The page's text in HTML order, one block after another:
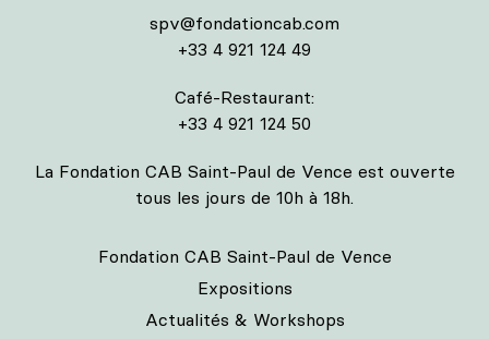
spv@fondationcab.com
+33 4 921 124 49
Café-Restaurant:
+33 4 921 124 50
La Fondation CAB Saint-Paul de Vence est ouverte
tous les jours de 10h à 18h.
Fondation CAB Saint-Paul de Vence
Expositions
Actualités & Workshops